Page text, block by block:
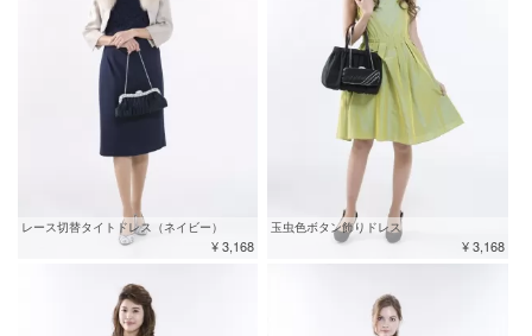
レース切替タイトドレス（ネイビー）
¥ 3,168
玉虫色ボタン飾りドレス
¥ 3,168